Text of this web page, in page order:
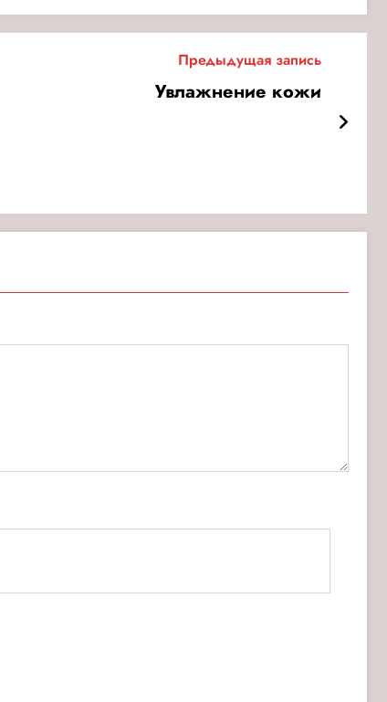
Предыдущая запись
Увлажнение кожи